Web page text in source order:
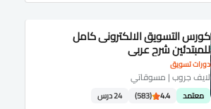
دورات تسويق
كورس التسويق الالكترونى كامل
للمبتدئين شرح عربى
لايف جروب | مسوقاتي
معتمد 4.4
(583) 24 درس